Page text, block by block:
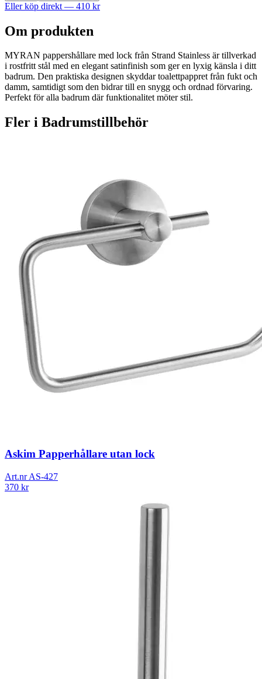
Eller köp direkt — 410 kr
Om produkten
MYRAN pappershållare med lock från Strand Stainless är tillverkad
i rostfritt stål med en elegant satinfinish som ger en lyxig känsla i ditt
badrum. Den praktiska designen skyddar toalettpappret från fukt och
damm, samtidigt som den bidrar till en snygg och ordnad förvaring.
Perfekt för alla badrum där funktionalitet möter stil.
Fler i Badrumstillbehör
Askim Papperhållare utan lock
Art.nrAS-427
370 kr